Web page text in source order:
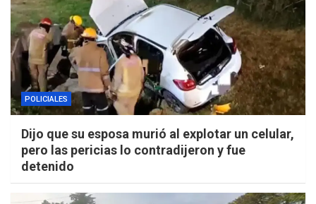
POLICIALES
Dijo que su esposa murió al explotar un celular,
pero las pericias lo contradijeron y fue
detenido